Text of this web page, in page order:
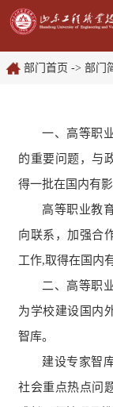
部门首页 -> 部门
一、高等职
的重要问题，与
得一批在国内有
高等职业教
向联系，加强合
工作,取得在国内
二、高等职
为学校建设国内
智库。
建设专家智
社会重点热点问